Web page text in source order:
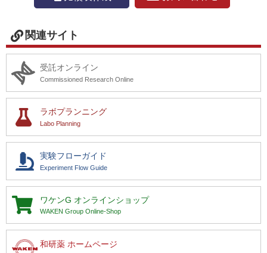
関連サイト
受託オンライン
Commissioned Research Online
ラボプランニング
Labo Planning
実験フローガイド
Experiment Flow Guide
ワケンG オンラインショップ
WAKEN Group Online-Shop
和研薬 ホームページ